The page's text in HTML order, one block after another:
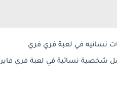
نسائيه في لعبة فري فري
شخصية نسائية في لعبة فري فاير